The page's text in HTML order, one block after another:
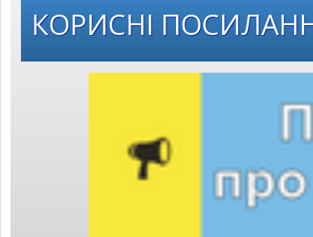
КОРИСНІ